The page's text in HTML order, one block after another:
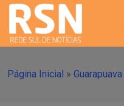
Página Inicial » Guarapuava